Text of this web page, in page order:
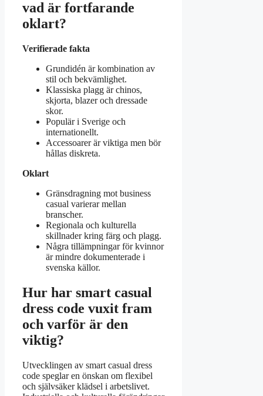
vad är fortfarande
oklart?
Verifierade fakta
Grundidén är kombination av
stil och bekvämlighet.
Klassiska plagg är chinos,
skjorta, blazer och dressade
skor.
Populär i Sverige och
internationellt.
Accessoarer är viktiga men bör
hållas diskreta.
Oklart
Gränsdragning mot business
casual varierar mellan
branscher.
Regionala och kulturella
skillnader kring färg och plagg.
Några tillämpningar för kvinnor
är mindre dokumenterade i
svenska källor.
Hur har smart casual
dress code vuxit fram
och varför är den
viktig?
Utvecklingen av smart casual dress
code speglar en önskan om flexibel
och självsäker klädsel i arbetslivet.